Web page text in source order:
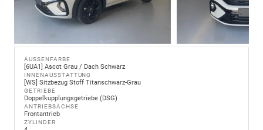
AUSSENFARBE
[6UA1] Ascot Grau / Dach Schwarz
INNENAUSSTATTUNG
[WS] Sitzbezug Stoff Titanschwarz-Grau
GETRIEBE
Doppelkupplungsgetriebe (DSG)
ANTRIEBSACHSE
Frontantrieb
ZYLINDER